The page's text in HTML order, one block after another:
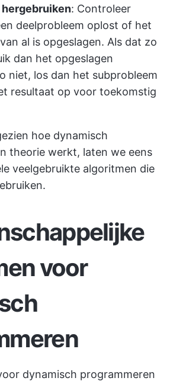
: Controleer
deelprobleem oplost of het
al is opgeslagen. Als dat zo
dan het opgeslagen
niet, los dan het subprobleem
resultaat op voor toekomstig
hoe dynamisch
theorie werkt, laten we eens
veelgebruikte algoritmen die
voor
dynamisch programmeren